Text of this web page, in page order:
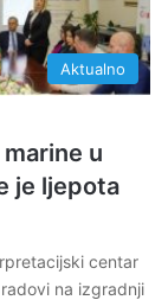
Aktualno
u
je ljepota
centar
na izgradnji